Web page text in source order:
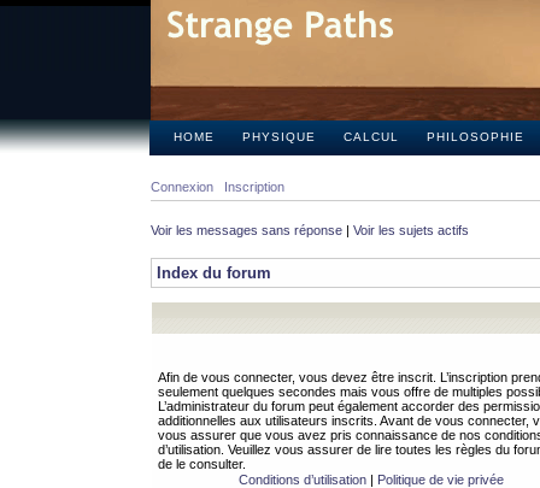
HOME PHYSIQUE CALCUL PHILOSOPHIE
Connexion Inscription
Voir les messages sans réponse | Voir les sujets actifs
Index du forum
Afin de vous connecter, vous devez être inscrit. L’inscription
seulement quelques secondes mais vous offre de multiples
L’administrateur du forum peut également accorder des
additionnelles aux utilisateurs inscrits. Avant de vous connecter,
vous assurer que vous avez pris connaissance de nos
d’utilisation. Veuillez vous assurer de lire toutes les règles du
de le consulter.
Conditions d’utilisation| Politique de vie privée